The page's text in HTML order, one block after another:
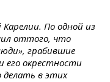
Карелии. По одной из
оттого, что
грабившие
его окрестности
в этих